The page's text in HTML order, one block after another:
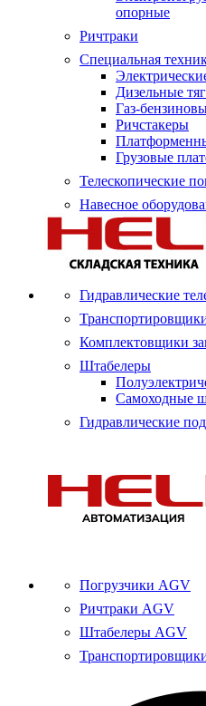
опорные
Ричтраки
Специальная
Дизельные
Газ-
Ричстакеры
Грузовые
Телескопические
Навесное
Гидравлические
Комплектовщики
Штабелеры
Самоходные
Гидравлические
Погрузчики AGV
Ричтраки AGV
Штабелеры AGV